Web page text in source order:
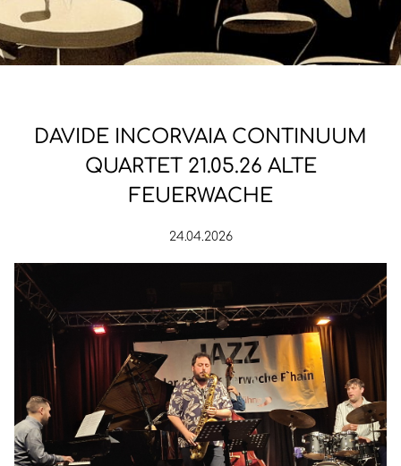
DAVIDE INCORVAIA CONTINUUM
QUARTET 21.05.26 ALTE
FEUERWACHE
24.04.2026